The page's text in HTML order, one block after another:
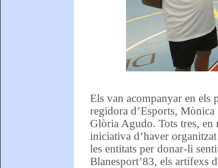
Els van acompanyar en els
regidora d’Esports,
Glòria Agudo. Tots tres, en
iniciativa d’haver
les entitats per donar-li
Blanesport’83, els artífexs